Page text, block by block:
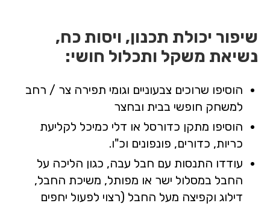
שיפור יכולת תכנון, ויסות כח,
נשיאת משקל ותכלול חושי:
הוסיפו שרוכים צבעוניים וגומי תפירה צר / רחב
למשחק חופשי בבית ובחצר
הוסיפו מתקן כדורסל או דלי כמיכל לקליעת
כריות, כדורים, פונפונים וכ"ו.
עודדו התנסות עם חבל עבה, כגון הליכה על
החבל במסלול ישר או מפותל, משיכת החבל,
דילוג וקפיצה מעל החבל (רצוי לפעול יחפים